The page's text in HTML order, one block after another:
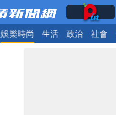
娛樂時尚 生活 政治 社會